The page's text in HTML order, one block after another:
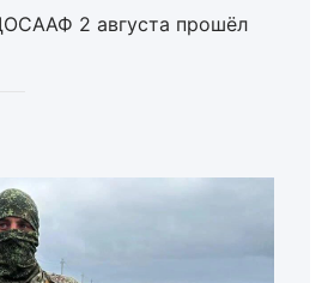
2 августа прошёл